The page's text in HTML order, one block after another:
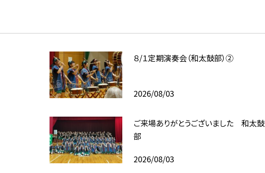
８/１定期演奏会（和太鼓部）②
2026/08/03
ご来場ありがとうございました 和太鼓
部
2026/08/03